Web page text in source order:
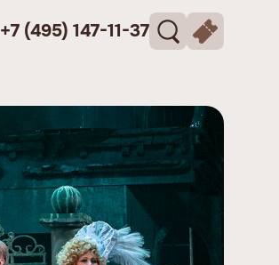
+7 (495) 147-11-37